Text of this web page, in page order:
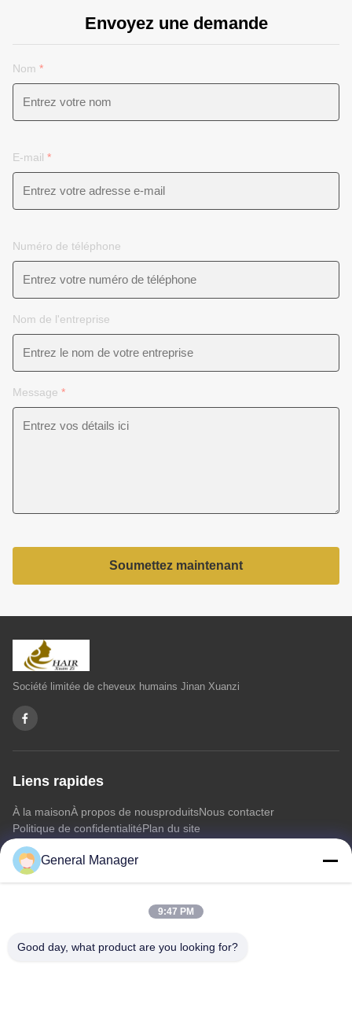
Envoyez une demande
Nom *
E-mail *
Numéro de téléphone
Nom de l'entreprise
Message *
Soumettez maintenant
Société limitée de cheveux humains Jinan Xuanzi
Liens rapides
À la maisonÀ propos de nousproduitsNous contacter
Politique de confidentialitéPlan du site
Nous contacter
Adresse: Rue Xingfu, district de Licheng, ville de Jinan,
General Manager
9:47 PM
Good day, what product are you looking for?